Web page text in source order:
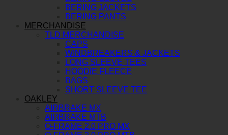
BERING JACKETS
BERING PANTS
MERCHANDISE
TLD MERCHANDISE
CAPS
WINDBREAKERS & JACKETS
LONG SLEEVE TEES
HOODIE FLEECE
BAGS
SHORT SLEEVE TEE
OAKLEY
AIRBRAKE MX
AIRBRAKE MTB
O-FRAME 2.0 PRO MX